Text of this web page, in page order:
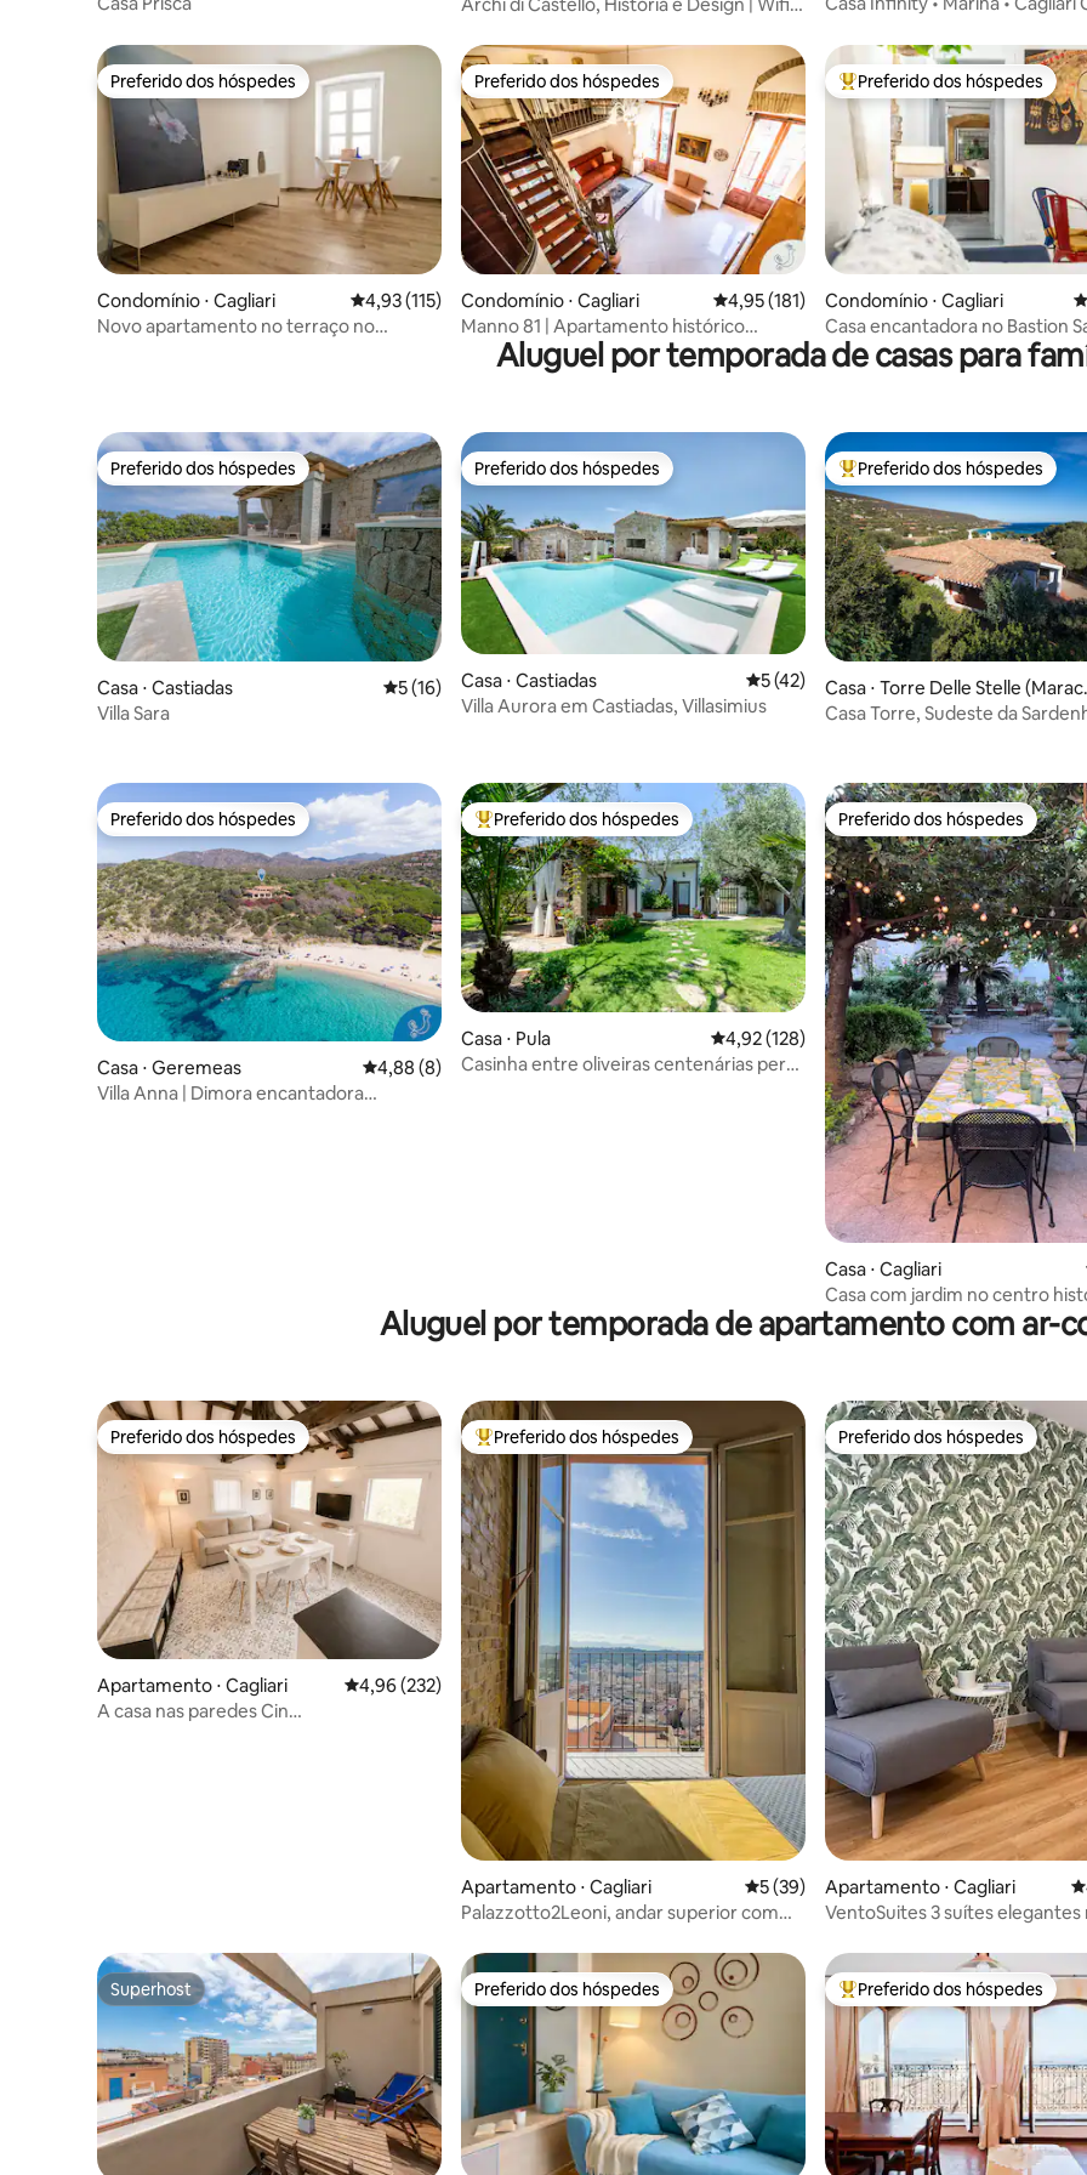
Preferido dos hóspedes
Preferido dos hóspedes
Condomínio ⋅ Cagliari 4,93 de uma avaliação média de 5, 115 avaliações
4,93 (115)
Novo apartamento no terraço no
Preferido dos hóspedes
Preferido dos hóspedes
Condomínio ⋅ Cagliari 4,95 de uma avaliação média de 5, 181
4,95 (181)
Manno 81 | Apartamento histórico
encantador
Entre os melhores preferidos
Preferido dos hóspedes
Condomínio ⋅ Cagliari
Casa encantadora no Bastion
Aluguel por temporada de casas para
Preferido dos hóspedes
Preferido dos hóspedes
Casa ⋅ Castiadas 5 de uma avaliação média de 5, 16 avaliações
5 (16)
Villa Sara
Preferido dos hóspedes
Preferido dos hóspedes
Casa ⋅ Castiadas 5 de uma avaliação média de 5, 42
5 (42)
Villa Aurora em Castiadas, Villasimius
Entre os melhores preferidos
Preferido dos hóspedes
Casa ⋅ Torre Delle Stelle
agonis)
Casa Torre, Sudeste da
Preferido dos hóspedes
Preferido dos hóspedes
Casa ⋅ Geremeas 4,88 de uma avaliação média de 5, 8 avaliações
4,88 (8)
Villa Anna | Dimora encantadora
Entre os melhores preferidos dos hóspedes
Preferido dos hóspedes
Casa ⋅ Pula 4,92 de uma avaliação média de 5, 128
4,92 (128)
Casinha entre oliveiras centenárias perto
Preferido dos hóspedes
Preferido dos hóspedes
Casa ⋅ Cagliari
Casa com jardim no centro
Aluguel por temporada de apartamento com ar-
Preferido dos hóspedes
Preferido dos hóspedes
Apartamento ⋅ Cagliari 4,96 de uma avaliação média de 5, 232 avaliações
4,96 (232)
A casa nas paredes Cin
Entre os melhores preferidos dos hóspedes
Preferido dos hóspedes
Apartamento ⋅ Cagliari 5 de uma avaliação média de 5, 39
5 (39)
Palazzotto2Leoni, andar superior com
Preferido dos hóspedes
Preferido dos hóspedes
Apartamento ⋅ Cagliari
VentoSuites 3 suítes
Superhost
Superhost Preferido dos hóspedes
Preferido dos hóspedes Entre os melhores preferidos
Preferido dos hóspedes